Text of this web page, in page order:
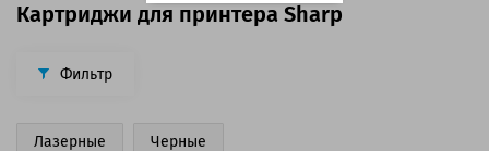
Картриджи для принтера Sharp
Фильтр
Лазерные Черные